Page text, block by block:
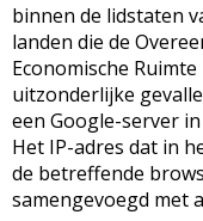
binnen de lidstaten
landen die de
Economische
uitzonderlijke
een Google-server
Het IP-adres dat in
de betreffende
samengevoegd met